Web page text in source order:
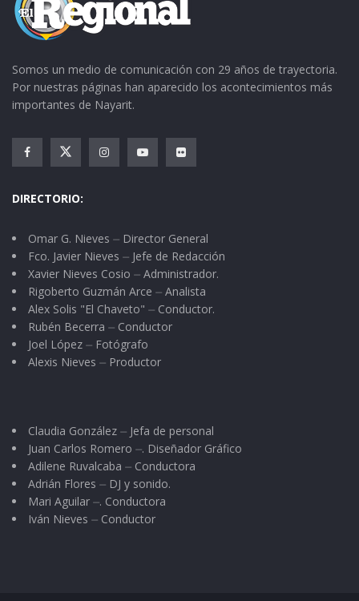
Somos un medio de comunicación con 29 años de trayectoria.
Por nuestras páginas han aparecido los acontecimientos más
importantes de Nayarit.
DIRECTORIO:
Omar G. Nieves ⏤ Director General
Fco. Javier Nieves ⏤ Jefe de Redacción
Xavier Nieves Cosio ⏤ Administrador.
Rigoberto Guzmán Arce ⏤ Analista
Alex Solis "El Chaveto" ⏤ Conductor.
Rubén Becerra ⏤ Conductor
Joel López ⏤ Fotógrafo
Alexis Nieves ⏤ Productor
Claudia González ⏤ Jefa de personal
Juan Carlos Romero ⏤. Diseñador Gráfico
Adilene Ruvalcaba ⏤ Conductora
Adrián Flores ⏤ DJ y sonido.
Mari Aguilar ⏤. Conductora
Iván Nieves ⏤ Conductor